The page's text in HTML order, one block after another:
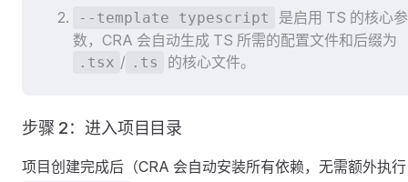
--template typescript
是启用 TS 的核心参
数，CRA 会自动生成 TS 所需的配置文件和后缀为
.tsx / .ts 的核心文件。
步骤 2：进入项目目录
项目创建完成后（CRA 会自动安装所有依赖，无需额外执行